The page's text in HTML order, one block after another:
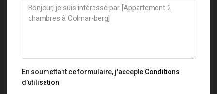
En soumettant ce formulaire, j'accepte Conditions
d'utilisation